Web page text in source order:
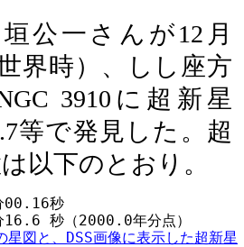
公一さんが12月
界時）、しし座方
3910に超新星
等で発見した。超
以下のとおり。
00.16秒
秒（2000.0年分点）
図と、DSS画像に表示した超新星